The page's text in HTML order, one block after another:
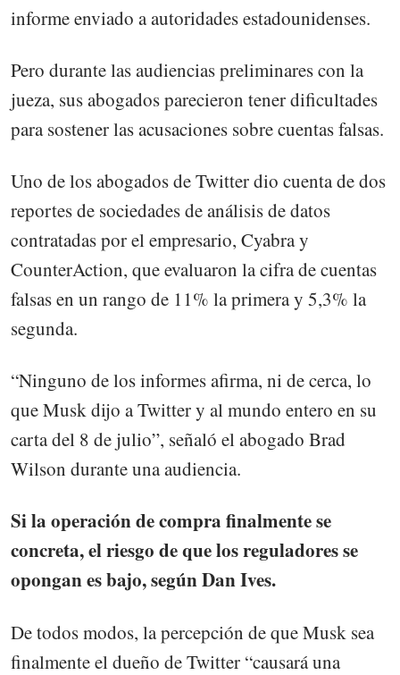
informe enviado a autoridades estadounidenses.
Pero durante las audiencias preliminares con la
jueza, sus abogados parecieron tener dificultades
para sostener las acusaciones sobre cuentas falsas.
Uno de los abogados de Twitter dio cuenta de dos
reportes de sociedades de análisis de datos
contratadas por el empresario, Cyabra y
CounterAction, que evaluaron la cifra de cuentas
falsas en un rango de 11% la primera y 5,3% la
segunda.
“Ninguno de los informes afirma, ni de cerca, lo
que Musk dijo a Twitter y al mundo entero en su
carta del 8 de julio”, señaló el abogado Brad
Wilson durante una audiencia.
Si la operación de compra finalmente se
concreta, el riesgo de que los reguladores se
opongan es bajo, según Dan Ives.
De todos modos, la percepción de que Musk sea
finalmente el dueño de Twitter “causará una